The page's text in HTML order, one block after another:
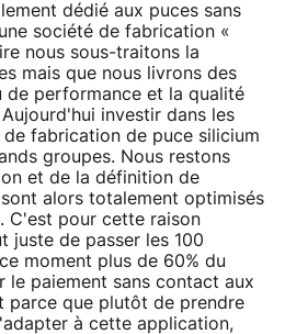
dédié aux puces sans
société de fabrication «
nous sous-traitons la
mais que nous livrons des
de performance et la qualité
investir dans les
fabrication de puce silicium
groupes. Nous restons
et de la définition de
alors totalement optimisés
C'est pour cette raison
juste de passer les 100
moment plus de 60% du
le paiement sans contact aux
parce que plutôt de prendre
à cette application,